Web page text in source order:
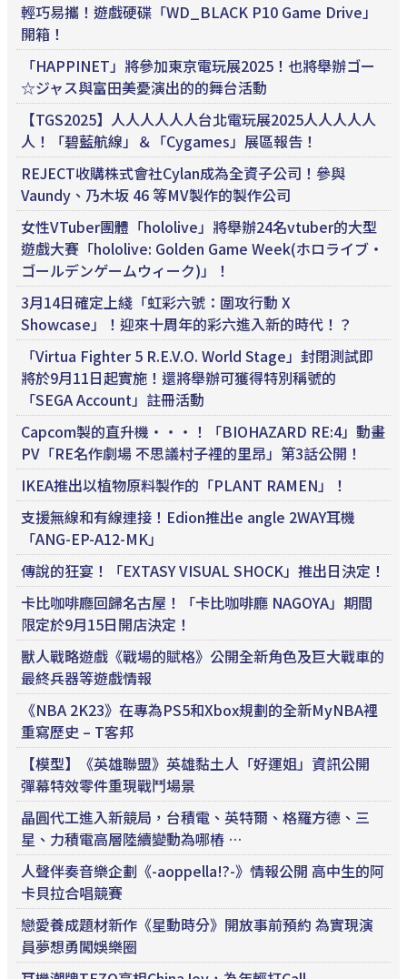
輕巧易攜！遊戲硬碟「WD_BLACK P10 Game Drive」
開箱！
「HAPPINET」將參加東京電玩展2025！也將舉辦ゴー
☆ジャス與富田美憂演出的的舞台活動
【TGS2025】人人人人人人台北電玩展2025人人人人人
人！「碧藍航線」＆「Cygames」展區報告！
REJECT收購株式會社Cylan成為全資子公司！參與
Vaundy、乃木坂 46 等MV製作的製作公司
女性VTuber團體「hololive」將舉辦24名vtuber的大型
遊戲大賽「hololive: Golden Game Week(ホロライブ・
ゴールデンゲームウィーク)」！
3月14日確定上綫「虹彩六號：圍攻行動 X
Showcase」！迎來十周年的彩六進入新的時代！？
「Virtua Fighter 5 R.E.V.O. World Stage」封閉測試即
將於9月11日起實施！還將舉辦可獲得特別稱號的
「SEGA Account」註冊活動
Capcom製的直升機・・・！「BIOHAZARD RE:4」動畫
PV「RE名作劇場 不思議村子裡的里昂」第3話公開！
IKEA推出以植物原料製作的「PLANT RAMEN」！
支援無線和有線連接！Edion推出e angle 2WAY耳機
「ANG-EP-A12-MK」
傳說的狂宴！「EXTASY VISUAL SHOCK」推出日決定！
卡比咖啡廳回歸名古屋！「卡比咖啡廳 NAGOYA」期間
限定於9月15日開店決定！
獸人戰略遊戲《戰場的賦格》公開全新角色及巨大戰車的
最終兵器等遊戲情報
《NBA 2K23》在專為PS5和Xbox規劃的全新MyNBA裡
重寫歷史 – T客邦
【模型】《英雄聯盟》英雄黏土人「好運姐」資訊公開
彈幕特效零件重現戰鬥場景
晶圓代工進入新競局，台積電、英特爾、格羅方德、三
星、力積電高層陸續變動為哪樁 …
人聲伴奏音樂企劃《-aoppella!?-》情報公開 高中生的阿
卡貝拉合唱競賽
戀愛養成題材新作《星動時分》開放事前預約 為實現演
員夢想勇闖娛樂圈